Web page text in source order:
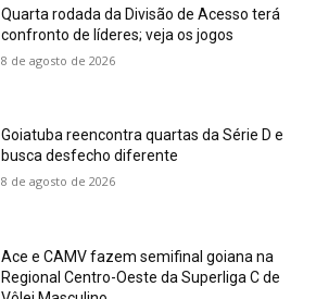
Quarta rodada da Divisão de Acesso terá
confronto de líderes; veja os jogos
8 de agosto de 2026
Goiatuba reencontra quartas da Série D e
busca desfecho diferente
8 de agosto de 2026
Ace e CAMV fazem semifinal goiana na
Regional Centro-Oeste da Superliga C de